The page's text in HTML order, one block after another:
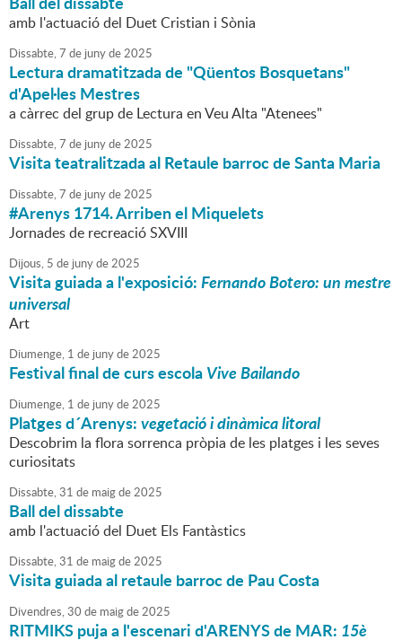
amb l'actuació del Duet Cristian i Sònia
Dissabte,7 de junyde2025
Lectura dramatitzada de "Qüentos Bosquetans"
d'Apel·les Mestres
a càrrec del grup de Lectura en Veu Alta "Atenees"
Dissabte,7 de junyde2025
Visita teatralitzada al Retaule barroc de Santa Maria
Dissabte,7 de junyde2025
#Arenys 1714. Arriben el Miquelets
Jornades de recreació SXVIII
Dijous, 5 de junyde2025
Visita guiada a l'exposició:Fernando Botero: un mestre
universal
Art
Diumenge, 1 de junyde2025
Festival final de curs escolaVive Bailando
Diumenge, 1 de junyde2025
Platges d´Arenys:vegetació i dinàmica litoral
Descobrim la flora sorrenca pròpia de les platges i les seves
curiositats
Dissabte,31 de maigde2025
Ball del dissabte
amb l'actuació del Duet Els Fantàstics
Dissabte,31 de maigde2025
Visita guiada al retaule barroc de Pau Costa
Divendres,30 de maigde2025
RITMIKS puja a l'escenari d'ARENYS de MAR: 15è